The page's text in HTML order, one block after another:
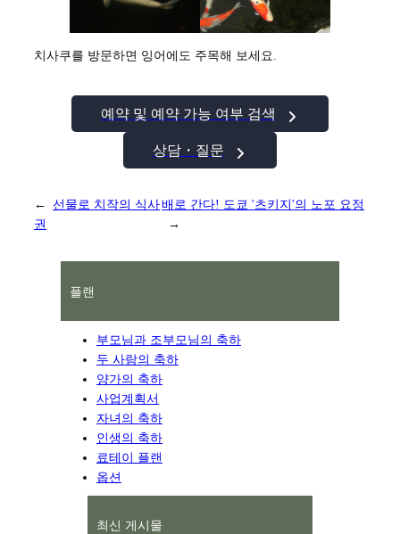
치사쿠를 방문하면 잉어에도 주목해 보세요.
예약 및 예약 가능 여부 검색
상담・질문
← 선물로 치작의 식사
권
배로 간다! 도쿄 '츠키지'의 노포 요정
→
플랜
부모님과 조부모님의 축하
두 사람의 축하
양가의 축하
사업계획서
자녀의 축하
인생의 축하
료테이 플랜
옵션
최신 게시물